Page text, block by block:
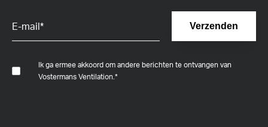
Ik ga ermee akkoord om andere berichten te ontvangen van
Vostermans Ventilation.*